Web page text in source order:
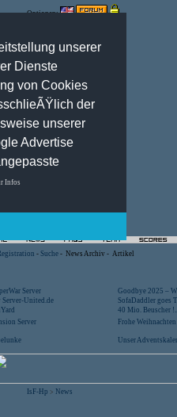
unserer
Dienste
von Cookies
der
unserer
Advertise
Infos
Optionen:
- Suche - News Archiv - Artikel
Server
Goodbye 2025 –
Server-United.de
SofaDaddler goes
40 Mio. Beuscher
Server
Frohe
Unser
IsF-Hp > News